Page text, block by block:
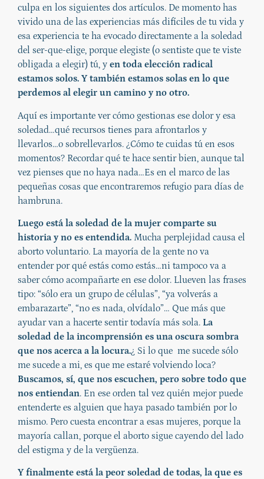
culpa en los siguientes dos artículos. De momento has
vivido una de las experiencias más difíciles de tu vida y
esa experiencia te ha evocado directamente a la soledad
del ser-que-elige, porque elegiste (o sentiste que te viste
obligada a elegir) tú, y en toda elección radical
estamos solos. Y también estamos solas en lo que
perdemos al elegir un camino y no otro.
Aquí es importante ver cómo gestionas ese dolor y esa
soledad…qué recursos tienes para afrontarlos y
llevarlos…o sobrellevarlos. ¿Cómo te cuidas tú en esos
momentos? Recordar qué te hace sentir bien, aunque tal
vez pienses que no haya nada…Es en el marco de las
pequeñas cosas que encontraremos refugio para días de
hambruna.
Luego está la soledad de la mujer comparte su
historia y no es entendida. Mucha perplejidad causa el
aborto voluntario. La mayoría de la gente no va
entender por qué estás como estás…ni tampoco va a
saber cómo acompañarte en ese dolor. Llueven las frases
tipo: “sólo era un grupo de células”, “ya volverás a
embarazarte”, “no es nada, olvídalo”… Que más que
ayudar van a hacerte sentir todavía más sola. La
soledad de la incomprensión es una oscura sombra
que nos acerca a la locura.¿ Si lo que me sucede sólo
me sucede a mi, es que me estaré volviendo loca?
Buscamos, sí, que nos escuchen, pero sobre todo que
nos entiendan. En ese orden tal vez quién mejor puede
entenderte es alguien que haya pasado también por lo
mismo. Pero cuesta encontrar a esas mujeres, porque la
mayoría callan, porque el aborto sigue cayendo del lado
del estigma y de la vergüenza.
Y finalmente está la peor soledad de todas, la que es